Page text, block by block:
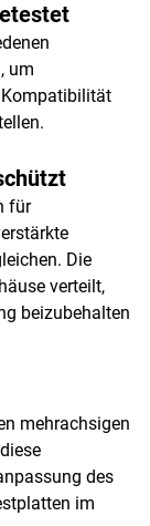
um
für
Die
verteilt,
beizubehalten
mehrachsigen
des
im